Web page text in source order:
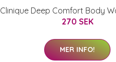
Clinique Deep Comfort Body
270 SEK
MER INFO!